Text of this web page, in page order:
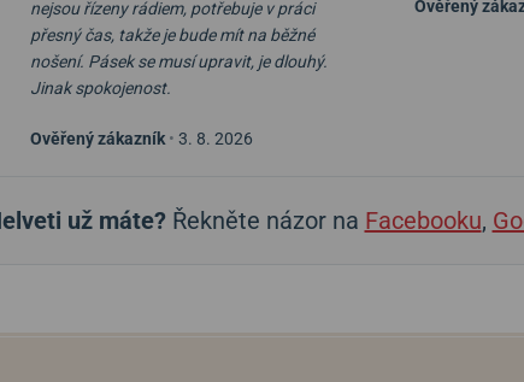
nejsou řízeny rádiem, potřebuje v práci
přesný čas, takže je bude mít na běžné
nošení. Pásek se musí upravit, je dlouhý.
Jinak spokojenost.
Ověřený zákazník • 3. 8. 2026
Ověřený
už máte?Řekněte názor na Facebooku,